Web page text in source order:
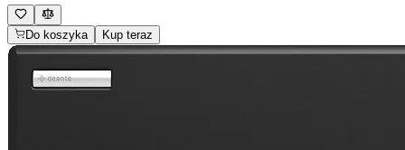
Do koszyka Kup teraz